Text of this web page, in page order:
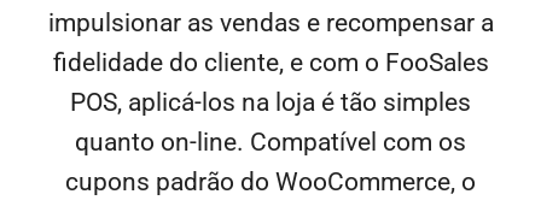
impulsionar as vendas e recompensar a
fidelidade do cliente, e com o FooSales
POS, aplicá-los na loja é tão simples
quanto on-line. Compatível com os
cupons padrão do WooCommerce, o